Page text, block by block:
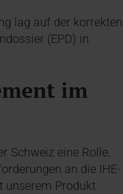
lag auf der korrekten
(EPD) in
im
Schweiz eine Rolle.
an die IHE-
unserem Produkt